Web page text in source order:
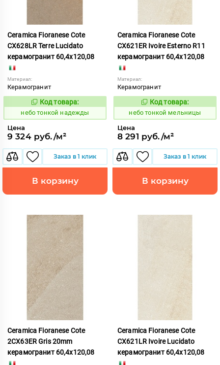
Ceramica Fioranese Cote
CX628LR Terre Lucidato
керамогранит 60,4x120,08
Материал:
Керамогранит
1122182
Код товара:
небо тонкой надежды
Цена
9 324 руб./м²
Заказ в 1 клик
В корзину
Ceramica Fioranese Cote
CX621ER Ivoire Esterno R11
керамогранит 60,4x120,08
Материал:
Керамогранит
1122174
Код товара:
небо тонкой мельницы
Цена
8 291 руб./м²
Заказ в 1 клик
В корзину
Ceramica Fioranese Cote
2CX63ER Gris 20mm
керамогранит 60,4x120,08
Ceramica Fioranese Cote
CX621LR Ivoire Lucidato
керамогранит 60,4x120,08